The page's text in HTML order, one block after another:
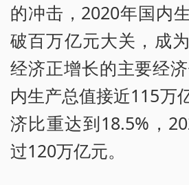
的冲击，2020年国内
破百万亿元大关，成
经济正增长的主要经
内生产总值接近115万
济比重达到18.5%，
过120万亿元。